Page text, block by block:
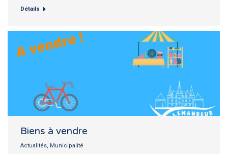
Détails
Biens à vendre
Actualités, Municipalité